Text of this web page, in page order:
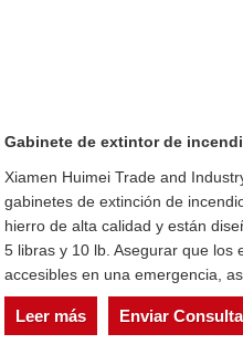
Gabinete de extintor de
Xiamen Huimei Trade and
gabinetes de extinción de
hierro de alta calidad y están
5 libras y 10 lb. Asegurar que los
accesibles en una emergencia,
Leer más Enviar Consulta